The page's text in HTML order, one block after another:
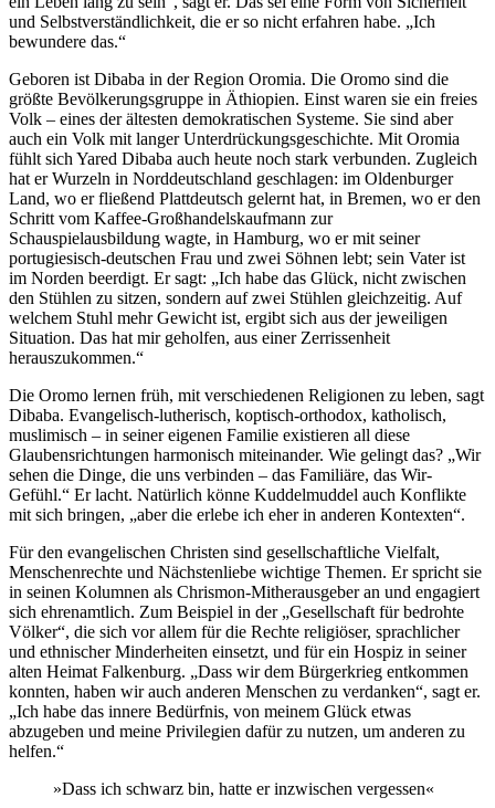
und Selbstverständlichkeit, die er so nicht erfahren habe. „Ich
bewundere das.“
Geboren ist Dibaba in der Region Oromia. Die Oromo sind die
größte Bevölkerungsgruppe in Äthiopien. Einst waren sie ein freies
Volk – eines der ältesten demokratischen Systeme. Sie sind aber
auch ein Volk mit langer Unterdrückungsgeschichte. Mit Oromia
fühlt sich Yared Dibaba auch heute noch stark verbunden. Zugleich
hat er Wurzeln in Norddeutschland geschlagen: im Oldenburger
Land, wo er fließend Plattdeutsch gelernt hat, in Bremen, wo er den
Schritt vom Kaffee-Großhandelskaufmann zur
Schauspielausbildung wagte, in Hamburg, wo er mit seiner
portugiesisch-deutschen Frau und zwei Söhnen lebt; sein Vater ist
im Norden beerdigt. Er sagt: „Ich habe das Glück, nicht zwischen
den Stühlen zu sitzen, sondern auf zwei Stühlen gleichzeitig. Auf
welchem Stuhl mehr Gewicht ist, ergibt sich aus der jeweiligen
Situation. Das hat mir geholfen, aus einer Zerrissenheit
herauszukommen.“
Die Oromo lernen früh, mit verschiedenen Religionen zu leben, sagt
Dibaba. Evangelisch-lutherisch, koptisch-orthodox, katholisch,
muslimisch – in seiner eigenen Familie existieren all diese
Glaubensrichtungen harmonisch miteinander. Wie gelingt das? „Wir
sehen die Dinge, die uns verbinden – das Familiäre, das Wir-
Gefühl.“ Er lacht. Natürlich könne Kuddelmuddel auch Konflikte
mit sich bringen, „aber die erlebe ich eher in anderen Kontexten“.
Für den evangelischen Christen sind gesellschaftliche Vielfalt,
Menschenrechte und Nächstenliebe wichtige Themen. Er spricht sie
in seinen Kolumnen als Chrismon-Mitherausgeber an und engagiert
sich ehrenamtlich. Zum Beispiel in der „Gesellschaft für bedrohte
Völker“, die sich vor allem für die Rechte religiöser, sprachlicher
und ethnischer Minderheiten einsetzt, und für ein Hospiz in seiner
alten Heimat Falkenburg. „Dass wir dem Bürgerkrieg entkommen
konnten, haben wir auch anderen Menschen zu verdanken“, sagt er.
„Ich habe das innere Bedürfnis, von meinem Glück etwas
abzugeben und meine Privilegien dafür zu nutzen, um anderen zu
helfen.“
»Dass ich schwarz bin, hatte er inzwischen vergessen«